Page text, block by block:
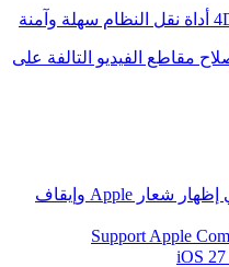
أداة نقل النظام سهلة وآمنة
مقاطع الفيديو التالفة على
يستمر جهاز iPhone في إظهار شعار Apple وإيقاف